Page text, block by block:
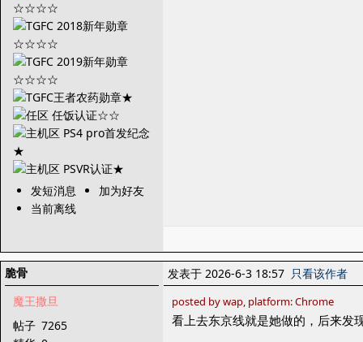
发短消息
加为好友
当前离线
脆骨
魔王撒旦
帖子 7265
发表于 2026-6-3 18:57 只看该作者
posted by wap, platform: Chrome
看上去东京线就是她做的，后来发